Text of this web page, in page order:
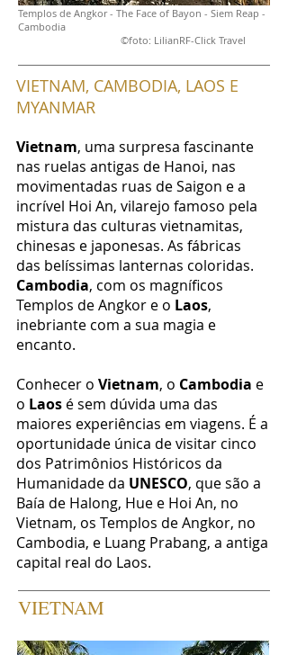
Templos de Angkor - The Face of Bayon - Siem Reap -
Cambodia
©foto: LilianRF-Click Travel
VIETNAM, CAMBODIA, LAOS E
MYANMAR
Vietnam, uma surpresa fascinante
nas ruelas antigas de Hanoi, nas
movimentadas ruas de Saigon e a
incrível Hoi An, vilarejo famoso pela
mistura das culturas vietnamitas,
chinesas e japonesas. As fábricas
das belíssimas lanternas coloridas.
Cambodia, com os magníficos
Templos de Angkor e o Laos,
inebriante com a sua magia e
encanto.
Conhecer o Vietnam, o Cambodia e
o Laos é sem dúvida uma das
maiores experiências em viagens. É a
oportunidade única de visitar cinco
dos Patrimônios Históricos da
Humanidade da UNESCO, que são a
Baía de Halong, Hue e Hoi An, no
Vietnam, os Templos de Angkor, no
Cambodia, e Luang Prabang, a antiga
capital real do Laos.
VIETNAM